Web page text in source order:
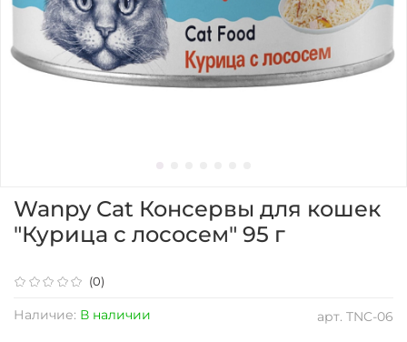
(0)
арт. TNC-06
Наличие: В наличии
Wanpy Cat Консервы для кошек
"Курица с лососем" 95 г